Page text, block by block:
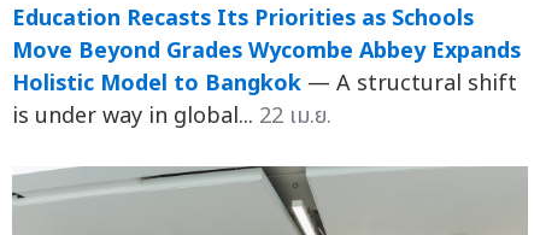
Education Recasts Its Priorities as Schools
Move Beyond Grades Wycombe Abbey Expands
Holistic Model to Bangkok — A structural shift
is under way in global... 22 เม.ย.